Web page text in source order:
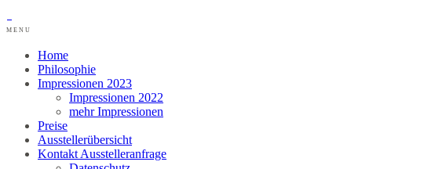
MENU
Home
Philosophie
Impressionen 2023
Impressionen 2022
mehr Impressionen
Preise
Ausstellerübersicht
Kontakt Ausstelleranfrage